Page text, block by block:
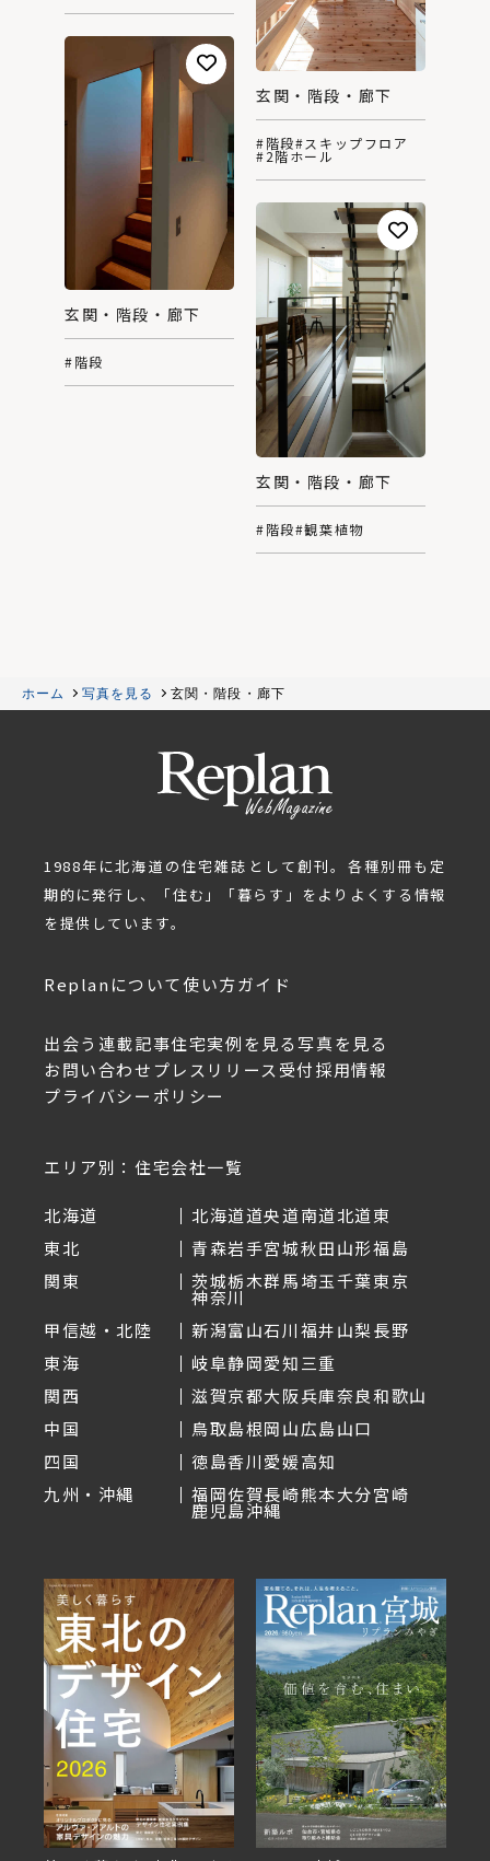
玄関・階段・廊下
#階段#スキップフロア
#2階ホール
玄関・階段・廊下
#階段
玄関・階段・廊下
#階段#観葉植物
ホーム 写真を見る 玄関・階段・廊下
1988年に北海道の住宅雑誌として創刊。各種別冊も定
期的に発行し、「住む」「暮らす」をよりよくする情報
を提供しています。
Replanについて使い方ガイド
出会う 連載記事住宅実例を見る写真を見る
お問い合わせ プレスリリース受付採用情報
プライバシーポリシー
エリア別：住宅会社一覧
北海道 北海道道央道南道北道東
東北
青森岩手宮城秋田山形福島
関東
茨城栃木群馬埼玉千葉東京
神奈川
甲信越・北陸
新潟富山石川福井山梨長野
東海
岐阜静岡愛知三重
関西
滋賀京都大阪兵庫奈良和歌山
中国
鳥取島根岡山広島山口
四国
徳島香川愛媛高知
九州・沖縄
福岡佐賀長崎熊本大分宮崎
鹿児島沖縄